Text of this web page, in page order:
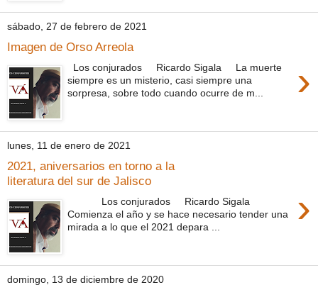
sábado, 27 de febrero de 2021
Imagen de Orso Arreola
›
Los conjurados Ricardo Sigala La muerte
siempre es un misterio, casi siempre una
sorpresa, sobre todo cuando ocurre de m...
lunes, 11 de enero de 2021
2021, aniversarios en torno a la
literatura del sur de Jalisco
›
Los conjurados Ricardo Sigala
Comienza el año y se hace necesario tender una
mirada a lo que el 2021 depara ...
domingo, 13 de diciembre de 2020